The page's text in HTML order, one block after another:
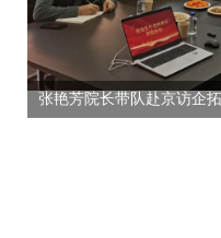
科技赋能产业创新 校地